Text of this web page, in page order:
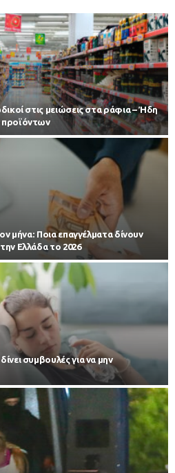
στις μειώσεις στα ράφια – Ήδη
προϊόντων
μήνα: Ποια επαγγέλματα δίνουν
Ελλάδα το 2026
συμβουλές για να μην